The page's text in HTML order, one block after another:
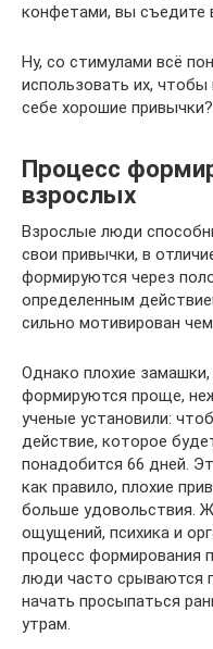
конфетами, вы съедите
Ну, со стимулами всё
использовать их,
себе хорошие
Процесс
взрослых
Взрослые люди
свои привычки, в
формируются через
определенным
сильно мотивирован
Однако плохие замашки,
формируются проще,
ученые установили:
действие, которое
понадобится 66 дней.
как правило, плохие
больше удовольствия.
ощущений, психика и
процесс формирования
люди часто срываются
начать просыпаться
утрам.